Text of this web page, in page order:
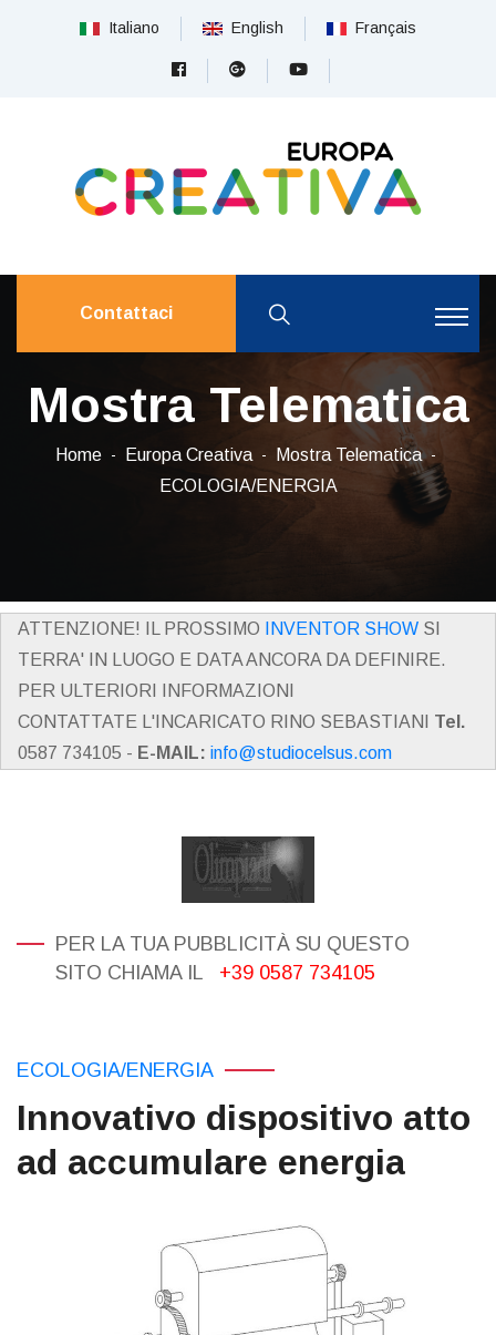
Italiano English Français
Contattaci
Mostra Telematica
Home Europa Creativa
Mostra Telematica
ECOLOGIA/ENERGIA
ATTENZIONE! IL PROSSIMO INVENTOR SHOW SI
TERRA' IN LUOGO E DATA ANCORA DA DEFINIRE.
PER ULTERIORI INFORMAZIONI
CONTATTATE L'INCARICATO RINO SEBASTIANI Tel.
0587 734105 - E-MAIL: info@studiocelsus.com
PER LA TUA PUBBLICITÀ SU QUESTO
SITO CHIAMA IL
+39 0587 734105
ECOLOGIA/ENERGIA
Innovativo dispositivo atto
ad accumulare energia